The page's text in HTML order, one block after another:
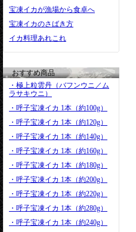
宝凍イカが漁場から食卓へ
宝凍イカのさばき方
イカ料理あれこれ
おすすめ商品
・極上粒雲丹（バフンウニ／ム
ラサキウニ）
・呼子宝凍イカ 1本（約100g）
・呼子宝凍イカ 1本（約120g）
・呼子宝凍イカ 1本（約140g）
・呼子宝凍イカ 1本（約160g）
・呼子宝凍イカ 1本（約180g）
・呼子宝凍イカ 1本（約200g）
・呼子宝凍イカ 1本（約220g）
・呼子宝凍イカ 1本（約280g）
・呼子宝凍イカ 1本（約240g）